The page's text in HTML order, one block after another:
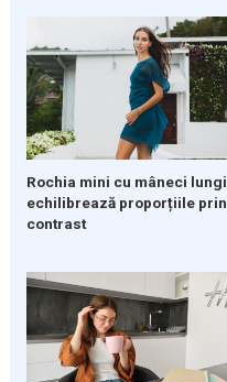
Rochia mini cu mâneci lungi
echilibrează proporțiile prin
contrast